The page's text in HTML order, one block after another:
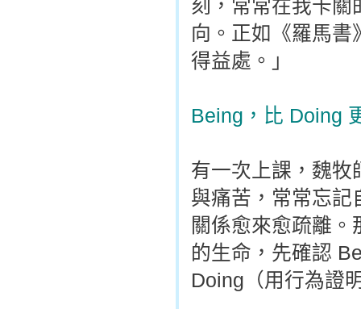
刻，常常在我卡關
向。正如《羅馬書
得益處。」
Being，比 Doing
有一次上課，魏牧
與痛苦，常常忘記
關係愈來愈疏離
的生命，先確認
Doing（用行為證